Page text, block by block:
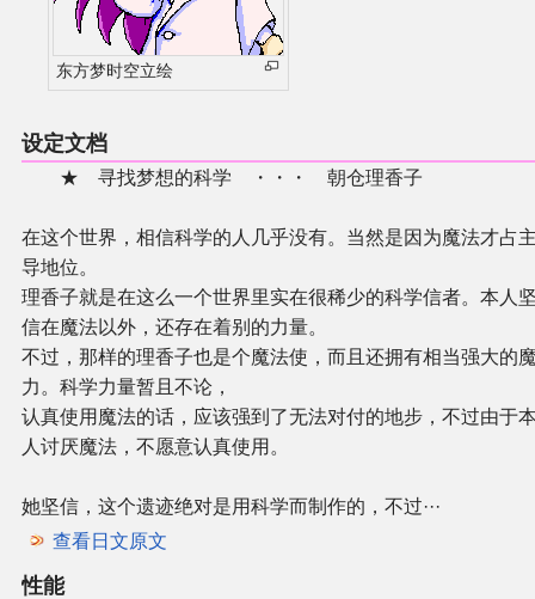
东方梦时空立绘
设定文档
★ 寻找梦想的科学 ・・・ 朝仓理香子
在这个世界，相信科学的人几乎没有。当然是因为魔法才占
导地位。
理香子就是在这么一个世界里实在很稀少的科学信者。本人
信在魔法以外，还存在着别的力量。
不过，那样的理香子也是个魔法使，而且还拥有相当强大的
力。科学力量暂且不论，
认真使用魔法的话，应该强到了无法对付的地步，不过由于
人讨厌魔法，不愿意认真使用。
她坚信，这个遗迹绝对是用科学而制作的，不过···
查看日文原文
性能
THB相关项目
THB策划
THB衍生
THB协力
其他
联系管理员
关于THBWiki
捐款支持